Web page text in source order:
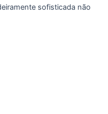
sofisticada não